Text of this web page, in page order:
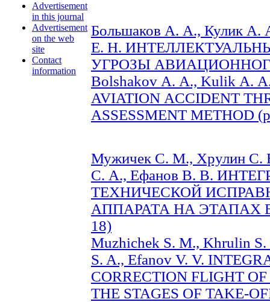
Advertisement
in this journal
Advertisement
on the web
site
Contact
information
Большаков А. А., Кулик А.
Е. Н.
УГРОЗЫ
Bolshakov А. А., Kulik А.
AVIATION АCCIDENT
АSSESSMENT METHOD
Мужичек С. М., Хрулин С.
С. А., Ефанов В. В.
ТЕХНИЧЕСКОЙ
АППАРАТА НА ЭТАПАХ
18)
Muzhichek S. M., Khrulin
S. A., Efanov V. V.
CORRECTION FLIGHT
THE STAGES OF TAKE-